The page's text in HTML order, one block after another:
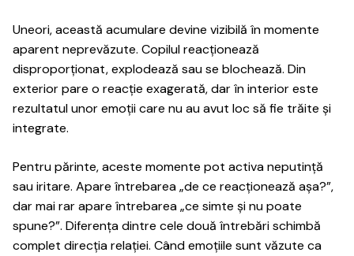
Uneori, această acumulare devine vizibilă în momente
aparent neprevăzute. Copilul reacționează
disproporționat, explodează sau se blochează. Din
exterior pare o reacție exagerată, dar în interior este
rezultatul unor emoții care nu au avut loc să fie trăite și
integrate.
Pentru părinte, aceste momente pot activa neputință
sau iritare. Apare întrebarea „de ce reacționează așa?”,
dar mai rar apare întrebarea „ce simte și nu poate
spune?”. Diferența dintre cele două întrebări schimbă
complet direcția relației. Când emoțiile sunt văzute ca